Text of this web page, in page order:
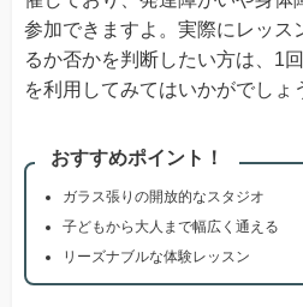
参加できますよ。実際にレッス
るか否かを判断したい方は、1
を利用してみてはいかがでしょ
おすすめポイント！
ガラス張りの開放的なスタジオ
子どもから大人まで幅広く通える
リーズナブルな体験レッスン